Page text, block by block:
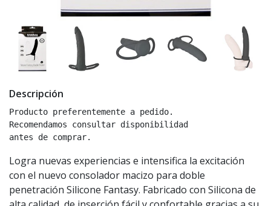
Descripción
Producto preferentemente a pedido.
Recomendamos consultar disponibilidad
antes de comprar.
Logra nuevas experiencias e intensifica la excitación
con el nuevo consolador macizo para doble
penetración Silicone Fantasy. Fabricado con Silicona de